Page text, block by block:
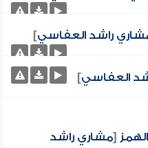
راشد العفاسي]
العفاسي]
[مشاري راشد